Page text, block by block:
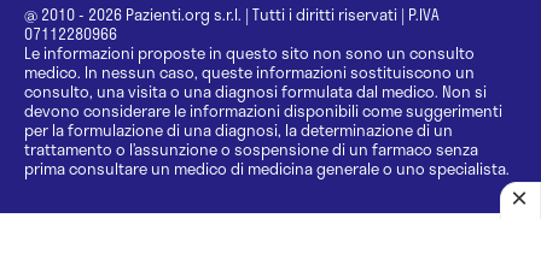
@ 2010 - 2026 Pazienti.org s.r.l. | Tutti i diritti riservati | P.IVA
07112280966
Le informazioni proposte in questo sito non sono un consulto
medico. In nessun caso, queste informazioni sostituiscono un
consulto, una visita o una diagnosi formulata dal medico. Non si
devono considerare le informazioni disponibili come suggerimenti
per la formulazione di una diagnosi, la determinazione di un
trattamento o l’assunzione o sospensione di un farmaco senza
prima consultare un medico di medicina generale o uno specialista.